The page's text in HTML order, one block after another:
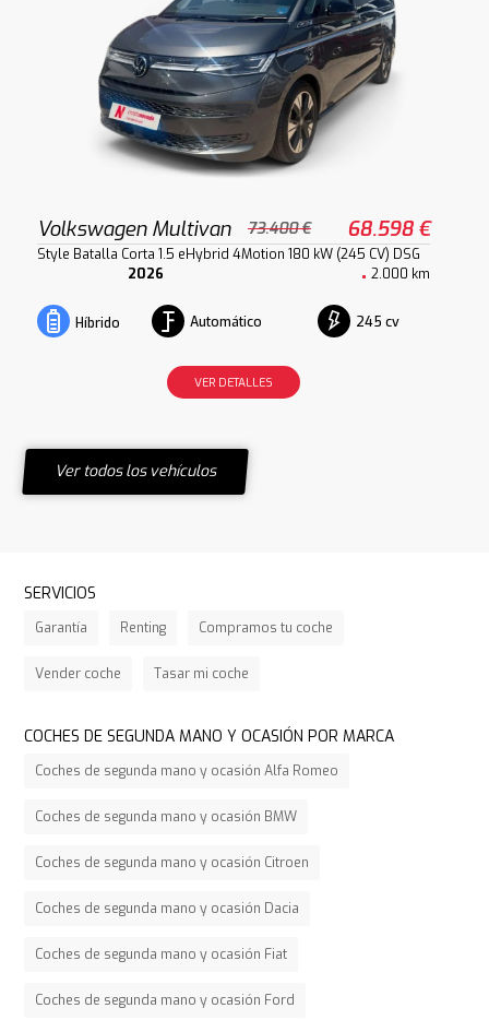
Volkswagen Multivan 73.400 € 68.598 €
Style Batalla Corta 1.5 eHybrid 4Motion 180 kW (245 CV) DSG
2026
2.000 km
Híbrido Automático 245 cv
VER DETALLES
Ver todos los vehículos
SERVICIOS
Garantía Renting Compramos tu coche
Vender coche Tasar mi coche
COCHES DE SEGUNDA MANO Y OCASIÓN POR MARCA
Coches de segunda mano y ocasión Alfa Romeo
Coches de segunda mano y ocasión BMW
Coches de segunda mano y ocasión Citroen
Coches de segunda mano y ocasión Dacia
Coches de segunda mano y ocasión Fiat
Coches de segunda mano y ocasión Ford